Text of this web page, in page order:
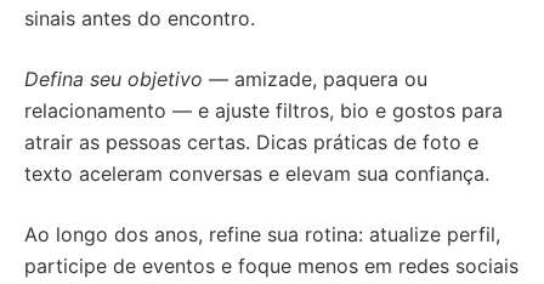
sinais antes do encontro.
Defina seu objetivo — amizade, paquera ou
relacionamento — e ajuste filtros, bio e gostos para
atrair as pessoas certas. Dicas práticas de foto e
texto aceleram conversas e elevam sua confiança.
Ao longo dos anos, refine sua rotina: atualize perfil,
participe de eventos e foque menos em redes sociais